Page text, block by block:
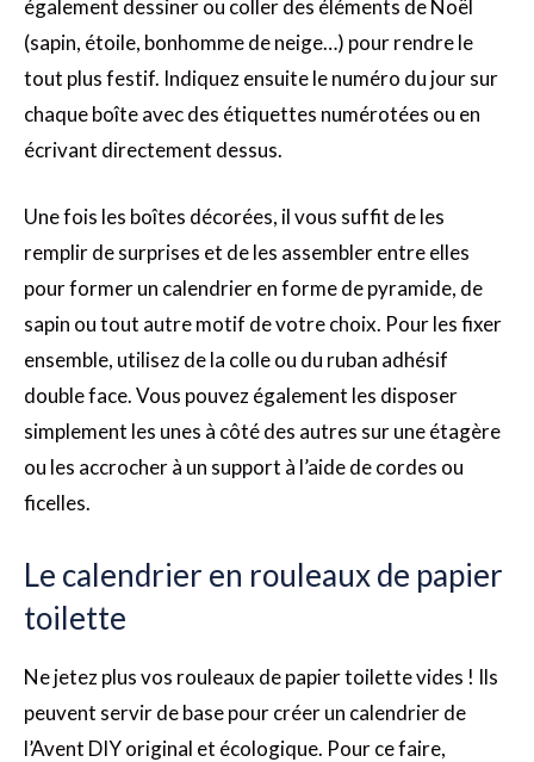
également dessiner ou coller des éléments de Noël
(sapin, étoile, bonhomme de neige…) pour rendre le
tout plus festif. Indiquez ensuite le numéro du jour sur
chaque boîte avec des étiquettes numérotées ou en
écrivant directement dessus.
Une fois les boîtes décorées, il vous suffit de les
remplir de surprises et de les assembler entre elles
pour former un calendrier en forme de pyramide, de
sapin ou tout autre motif de votre choix. Pour les fixer
ensemble, utilisez de la colle ou du ruban adhésif
double face. Vous pouvez également les disposer
simplement les unes à côté des autres sur une étagère
ou les accrocher à un support à l’aide de cordes ou
ficelles.
Le calendrier en rouleaux de papier
toilette
Ne jetez plus vos rouleaux de papier toilette vides ! Ils
peuvent servir de base pour créer un calendrier de
l’Avent DIY original et écologique. Pour ce faire,